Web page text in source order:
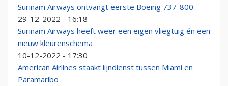
Surinam Airways ontvangt eerste Boeing 737-800
29-12-2022 - 16:18
Surinam Airways heeft weer een eigen vliegtuig én een
nieuw kleurenschema
10-12-2022 - 17:30
American Airlines staakt lijndienst tussen Miami en
Paramaribo